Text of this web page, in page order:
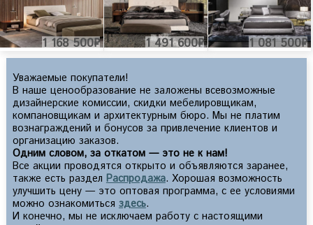
1 168 500₽ 1 491 600₽ 1 081 500₽
Уважаемые покупатели!
В наше ценообразование не заложены всевозможные
дизайнерские комиссии, скидки мебелировщикам,
компановщикам и архитектурным бюро. Мы не платим
вознаграждений и бонусов за привлечение клиентов и
организацию заказов.
Одним словом, за откатом — это не к нам!
Все акции проводятся открыто и объявляются заранее,
также есть раздел Распродажа. Хорошая возможность
улучшить цену — это оптовая программа, с ее условиями
можно ознакомиться здесь.
И конечно, мы не исключаем работу с настоящими